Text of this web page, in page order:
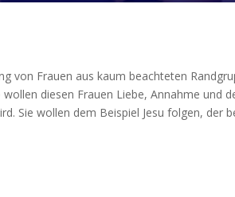
von Frauen aus kaum beachteten
wollen diesen Frauen Liebe, Annahme und
Sie wollen dem Beispiel Jesu folgen, der